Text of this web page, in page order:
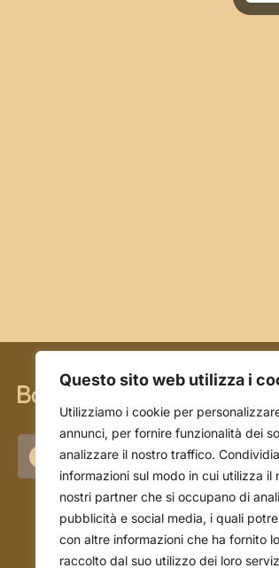
Questo sito web utilizza i
Utilizziamo i cookie per
annunci, per fornire funzionalità dei
analizzare il nostro traffico.
informazioni sul modo in cui utilizza il
nostri partner che si occupano di
pubblicità e social media, i quali
con altre informazioni che ha fornito
raccolto dal suo utilizzo dei loro
Il